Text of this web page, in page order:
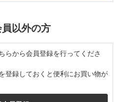
以外の方
らから会員登録を行ってくださ
登録しておくと便利にお買い物が